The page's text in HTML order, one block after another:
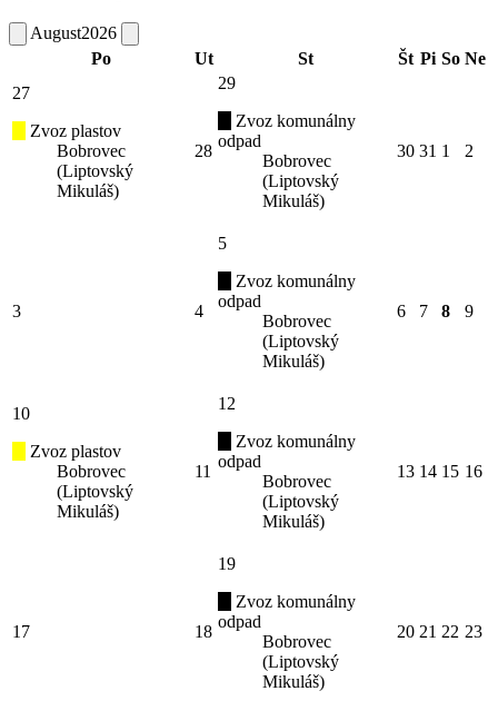
August2026
Po
Ut St Št Pi So Ne
27
Zvoz plastov
Bobrovec
(Liptovský
Mikuláš)
28
29
Zvoz komunálny
odpad
Bobrovec
(Liptovský
Mikuláš)
30 31 1 2
3 4
5
Zvoz komunálny
odpad
Bobrovec
(Liptovský
Mikuláš)
6 7 8 9
10
Zvoz plastov
Bobrovec
(Liptovský
Mikuláš)
11
12
Zvoz komunálny
odpad
Bobrovec
(Liptovský
Mikuláš)
13 14 15 16
17 18
19
Zvoz komunálny
odpad
Bobrovec
(Liptovský
Mikuláš)
20 21 22 23